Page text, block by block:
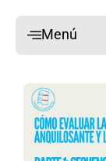
Menú
Inicio
Fellowship
línea
Fellowship